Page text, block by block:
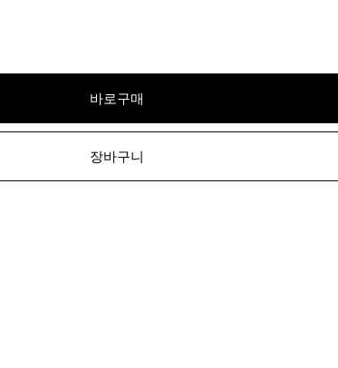
바로구매
장바구니